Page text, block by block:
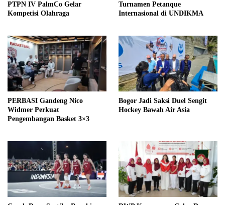
PTPN IV PalmCo Gelar
Kompetisi Olahraga
Turnamen Petanque
Internasional di UNDIKMA
PERBASI Gandeng Nico
Widmer Perkuat
Pengembangan Basket 3×3
Bogor Jadi Saksi Duel Sengit
Hockey Bawah Air Asia